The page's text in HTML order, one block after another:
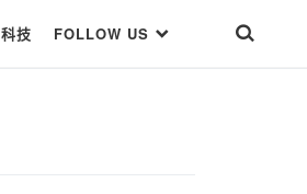
科技 FOLLOW US